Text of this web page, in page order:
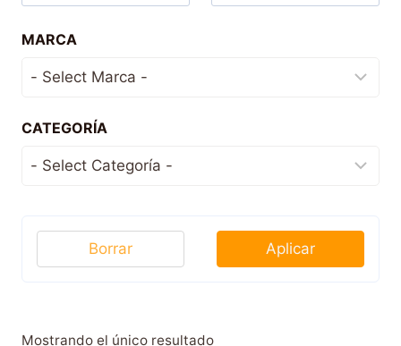
Mostrando el único resultado
MARCA
CATEGORÍA
Aplicar
Borrar